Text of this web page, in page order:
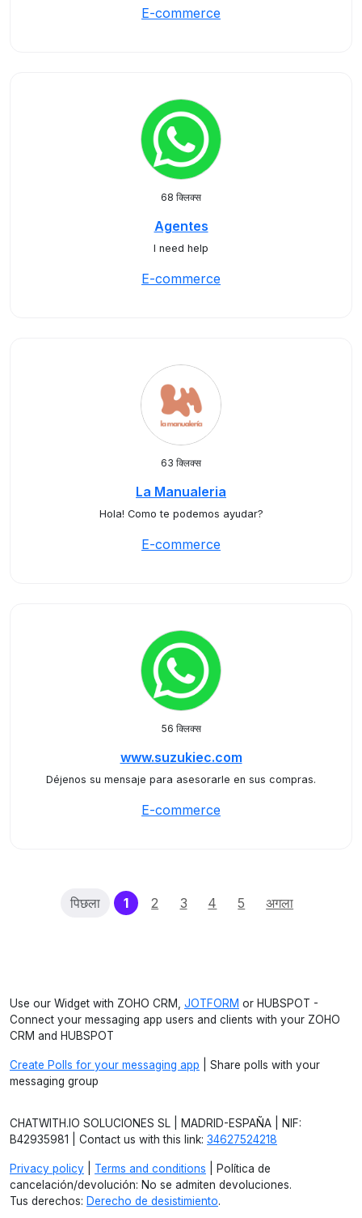
E-commerce
68 क्लिक्स
Agentes
I need help
E-commerce
63 क्लिक्स
La Manualeria
Hola! Como te podemos ayudar?
E-commerce
56 क्लिक्स
www.suzukiec.com
Déjenos su mensaje para asesorarle en sus compras.
E-commerce
पिछला 1(current)
2 3 4 5 अगला
Use our Widget with ZOHO CRM, JOTFORM or HUBSPOT -
Connect your messaging app users and clients with your ZOHO
CRM and HUBSPOT
Create Polls for your messaging app | Share polls with your
messaging group
CHATWITH.IO SOLUCIONES SL | MADRID-ESPAÑA | NIF:
B42935981 | Contact us with this link: 34627524218
Privacy policy Terms and conditions | Política de
cancelación/devolución: No se admiten devoluciones.
Tus derechos: Derecho de desistimiento.